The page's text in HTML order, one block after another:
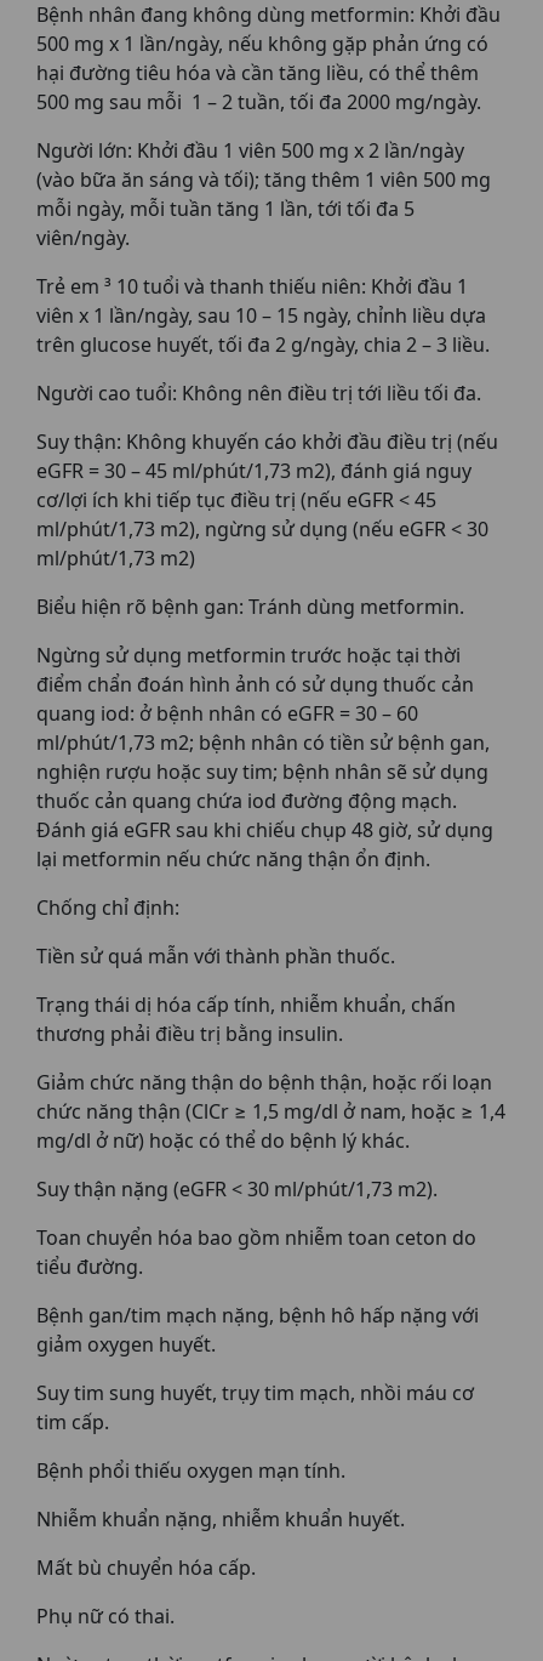
Bệnh nhân đang không dùng metformin: Khởi đầu
500 mg x 1 lần/ngày, nếu không gặp phản ứng có
hại đường tiêu hóa và cần tăng liều, có thể thêm
500 mg sau mỗi 1 – 2 tuần, tối đa 2000 mg/ngày.
Người lớn: Khởi đầu 1 viên 500 mg x 2 lần/ngày
(vào bữa ăn sáng và tối); tăng thêm 1 viên 500 mg
mỗi ngày, mỗi tuần tăng 1 lần, tới tối đa 5
viên/ngày.
Trẻ em ³ 10 tuổi và thanh thiếu niên: Khởi đầu 1
viên x 1 lần/ngày, sau 10 – 15 ngày, chỉnh liều dựa
trên glucose huyết, tối đa 2 g/ngày, chia 2 – 3 liều.
Người cao tuổi: Không nên điều trị tới liều tối đa.
Suy thận: Không khuyến cáo khởi đầu điều trị (nếu
eGFR = 30 – 45 ml/phút/1,73 m2), đánh giá nguy
cơ/lợi ích khi tiếp tục điều trị (nếu eGFR < 45
ml/phút/1,73 m2), ngừng sử dụng (nếu eGFR < 30
ml/phút/1,73 m2)
Biểu hiện rõ bệnh gan: Tránh dùng metformin.
Ngừng sử dụng metformin trước hoặc tại thời
điểm chẩn đoán hình ảnh có sử dụng thuốc cản
quang iod: ở bệnh nhân có eGFR = 30 – 60
ml/phút/1,73 m2; bệnh nhân có tiền sử bệnh gan,
nghiện rượu hoặc suy tim; bệnh nhân sẽ sử dụng
thuốc cản quang chứa iod đường động mạch.
Đánh giá eGFR sau khi chiếu chụp 48 giờ, sử dụng
lại metformin nếu chức năng thận ổn định.
Chống chỉ định:
Tiền sử quá mẫn với thành phần thuốc.
Trạng thái dị hóa cấp tính, nhiễm khuẩn, chấn
thương phải điều trị bằng insulin.
Giảm chức năng thận do bệnh thận, hoặc rối loạn
chức năng thận (ClCr ≥ 1,5 mg/dl ở nam, hoặc ≥ 1,4
mg/dl ở nữ) hoặc có thể do bệnh lý khác.
Suy thận nặng (eGFR < 30 ml/phút/1,73 m2).
Toan chuyển hóa bao gồm nhiễm toan ceton do
tiểu đường.
Bệnh gan/tim mạch nặng, bệnh hô hấp nặng với
giảm oxygen huyết.
Suy tim sung huyết, trụy tim mạch, nhồi máu cơ
tim cấp.
Bệnh phổi thiếu oxygen mạn tính.
Nhiễm khuẩn nặng, nhiễm khuẩn huyết.
Mất bù chuyển hóa cấp.
Phụ nữ có thai.